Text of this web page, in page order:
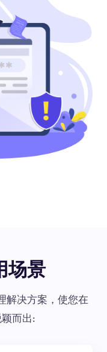
场景
解决方案，使您在
而出: